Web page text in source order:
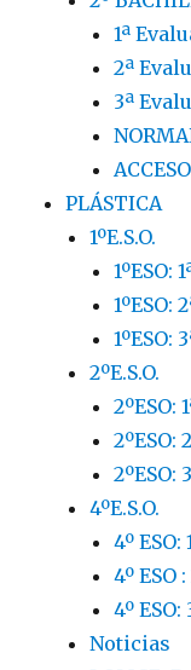
1ª
2ª
3ª
PLÁSTICA
1ºE.S.O.
1ºESO:
1ºESO:
1ºESO:
2ºE.S.O.
2ºESO:
2ºESO:
2ºESO:
4ºE.S.O.
4º
4º ESO
4º
Noticias